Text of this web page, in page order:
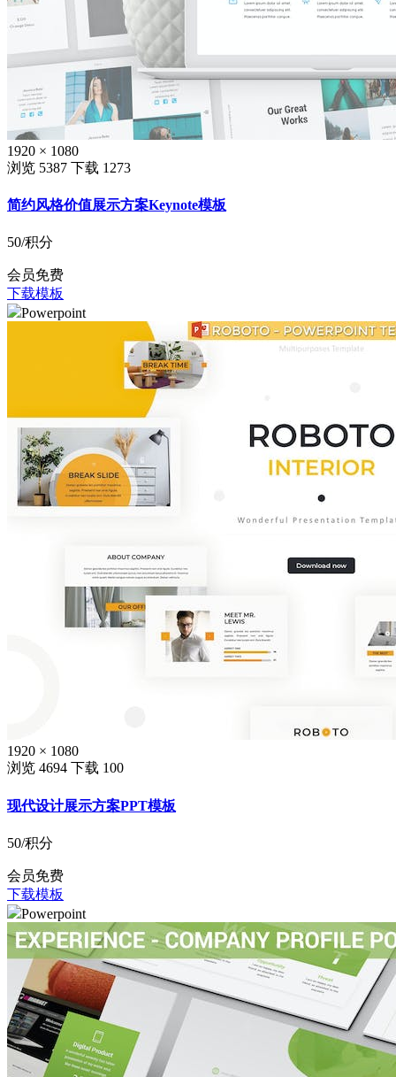
1920 × 1080
浏览 5387 下载 1273
简约风格价值展示方案Keynote模板
50/积分
会员免费
下载模板
Powerpoint
1920 × 1080
浏览 4694 下载 100
现代设计展示方案PPT模板
50/积分
会员免费
下载模板
Powerpoint